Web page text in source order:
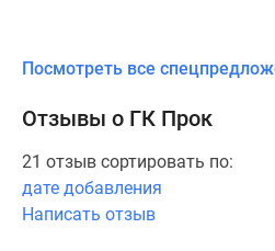
Посмотреть все
Отзывы о ГК Прок
21 отзыв сортировать по:
дате добавления
Написать отзыв